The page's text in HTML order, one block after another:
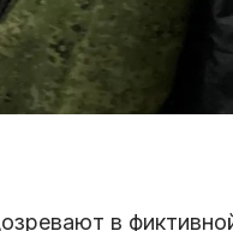
в